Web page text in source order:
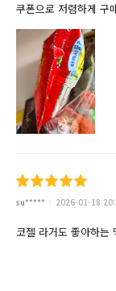
쿠폰으로 저렴하게 구
su***** 2026-01-18
코젤 라거도 좋아하는